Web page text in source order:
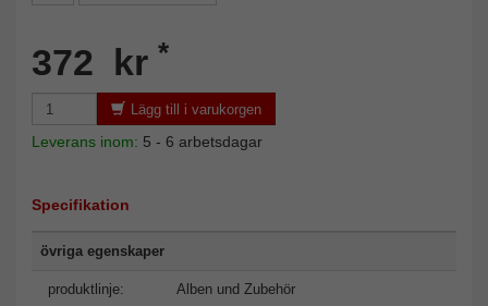
372 kr *
Lägg till i varukorgen
Leverans inom: 5 - 6 arbetsdagar
Specifikation
övriga egenskaper
produktlinje: Alben und Zubehör